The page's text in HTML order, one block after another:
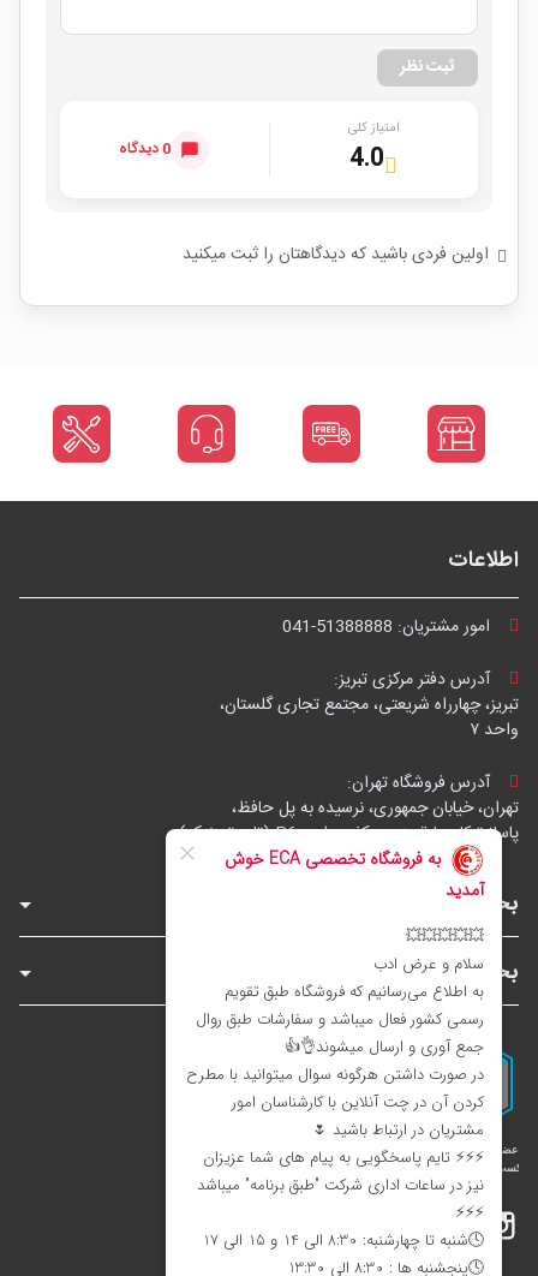
ثبت نظر
امتیاز کلی
4.0 0 دیدگاه
اولین فردی باشید که دیدگاهتان را ثبت میکنید
اطلاعات
امور مشتریان: 041-51388888
آدرس دفتر مرکزی تبریز:
تبریز، چهارراه شریعتی، مجتمع تجاری گلستان،
واحد ۷
آدرس فروشگاه تهران:
تهران، خیابان جمهوری، نرسیده به پل حافظ،
پاساژ توکل، طبقه زیرهمکف، واحد B6 (تاپ ترونیک)
بخش‌های فروشگاه
بخش‌های سایت
اینستاگرام